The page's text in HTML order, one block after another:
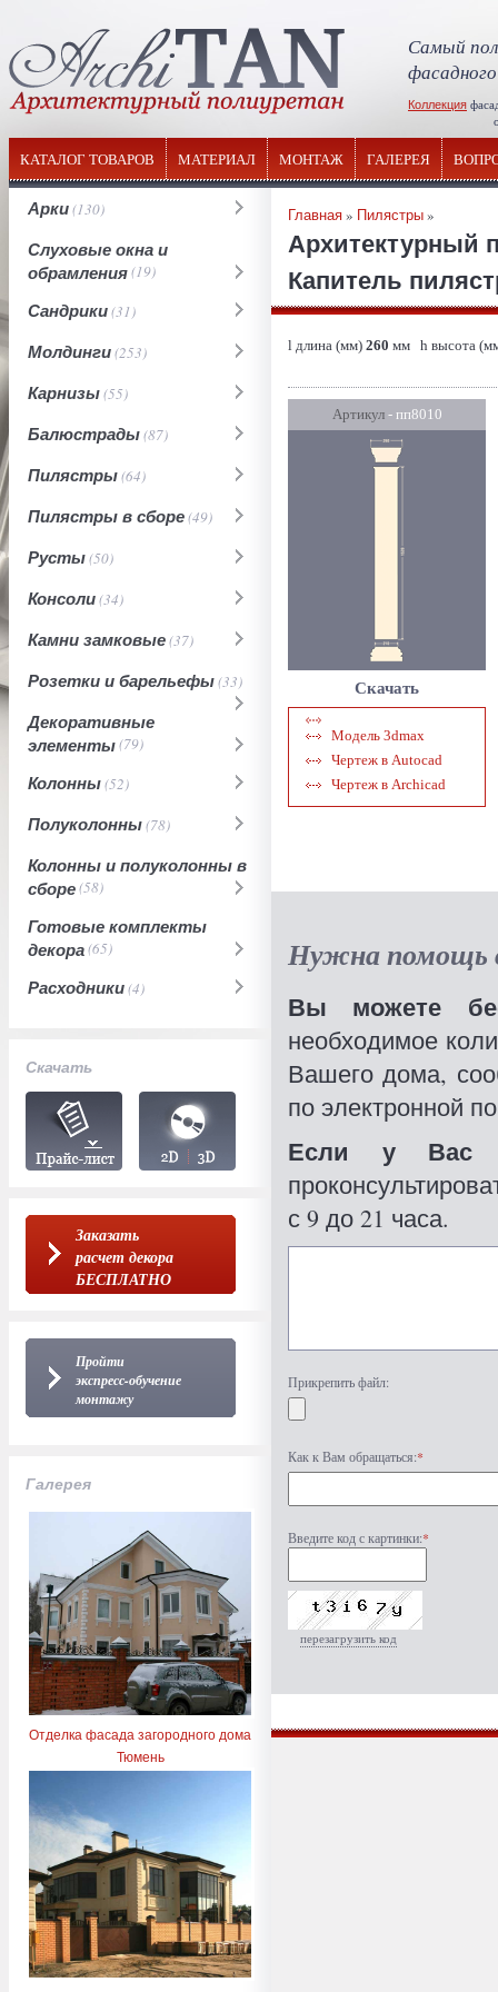
Самый
Коллекция
КАТАЛОГ ТОВАРОВ МАТЕРИАЛ МОНТАЖ ГАЛЕРЕЯ
Арки(130)
Слуховые окна и
обрамления(19)
Сандрики(31)
Молдинги(253)
Карнизы(55)
Балюстрады(87)
Пилястры(64)
Пилястры в сборе(49)
Русты(50)
Консоли(34)
Камни замковые(37)
Розетки и барельефы(33)
Декоративные
элементы(79)
Колонны(52)
Полуколонны(78)
Колонны и полуколонны в
сборе(58)
Готовые комплекты
декора(65)
Расходники(4)
Скачать
Заказать
расчет декора
БЕСПЛАТНО
Пройти
экспресс-обучение
монтажу
Галерея
Отделка фасада загородного дома
Тюмень
Главная» Пилястры»
Архитектурный
Капитель
l длина (мм) 260 мм h высота
Артикул- пп8010
Скачать
Модель 3dmax
Чертеж в Autocad
Чертеж в Archicad
Нужна помощь
Вы можете
необходимое
Вашего дома,
по электронной
Если у Вас
с 9 до 21 часа.
Прикрепить файл:
Как к Вам обращаться:*
Введите код с картинки:*
перезагрузить код